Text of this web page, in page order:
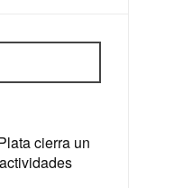
cierra un